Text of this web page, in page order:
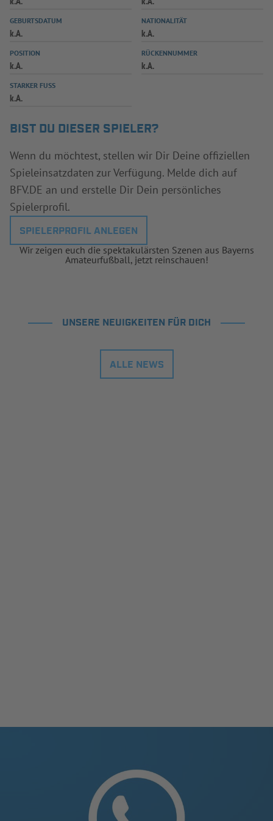
SPIELPLUS
GEBURTSDATUM
k.A.
NATIONALITÄT
k.A.
POSITION
k.A.
RÜCKENNUMMER
k.A.
STARKER FUSS
k.A.
BIST DU DIESER SPIELER?
Wenn du möchtest, stellen wir Dir Deine offiziellen
Spieleinsatzdaten zur Verfügung. Melde dich auf
BFV.DE an und erstelle Dir Dein persönliches
Spielerprofil.
SPIELERPROFIL ANLEGEN
Wir zeigen euch die spektakulärsten Szenen aus Bayerns
Amateurfußball, jetzt reinschauen!
UNSERE NEUIGKEITEN FÜR DICH
ALLE NEWS